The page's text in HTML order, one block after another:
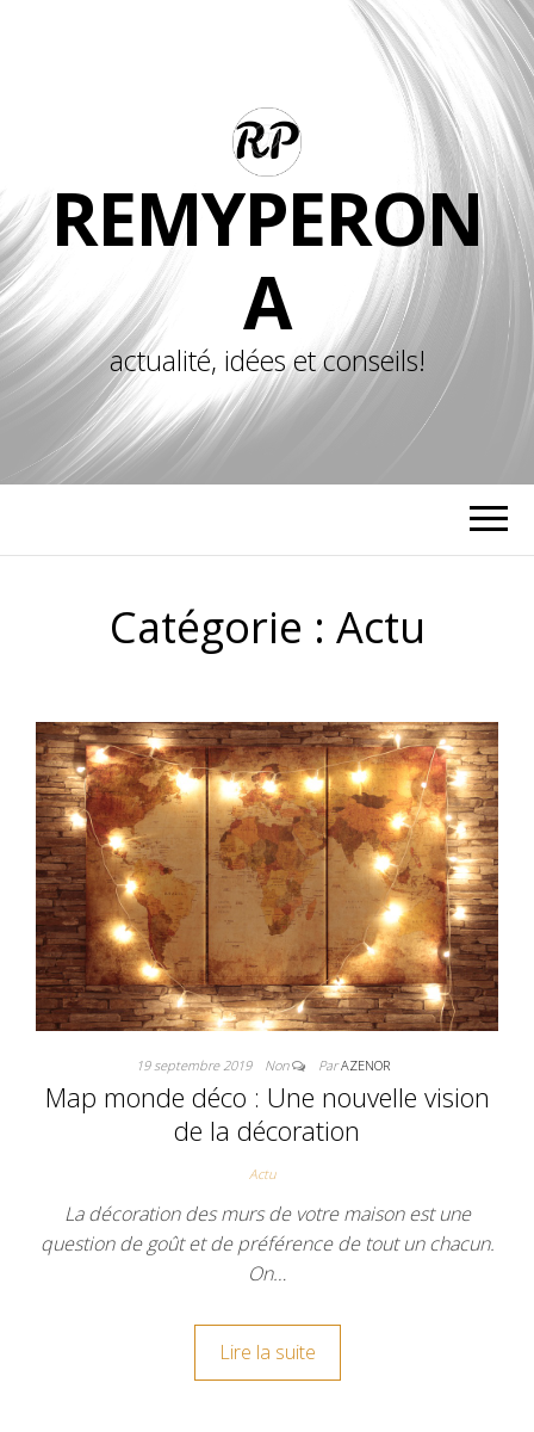
REMYPERON
A
actualité, idées et conseils!
Catégorie : Actu
19 septembre 2019 Non ParAZENOR
Map monde déco : Une nouvelle vision
de la décoration
Actu
La décoration des murs de votre maison est une
question de goût et de préférence de tout un chacun.
On…
Lire la suite